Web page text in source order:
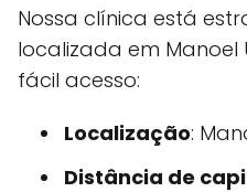
Nossa clínica está
localizada em Manoel
fácil acesso:
Localização:
Distância de